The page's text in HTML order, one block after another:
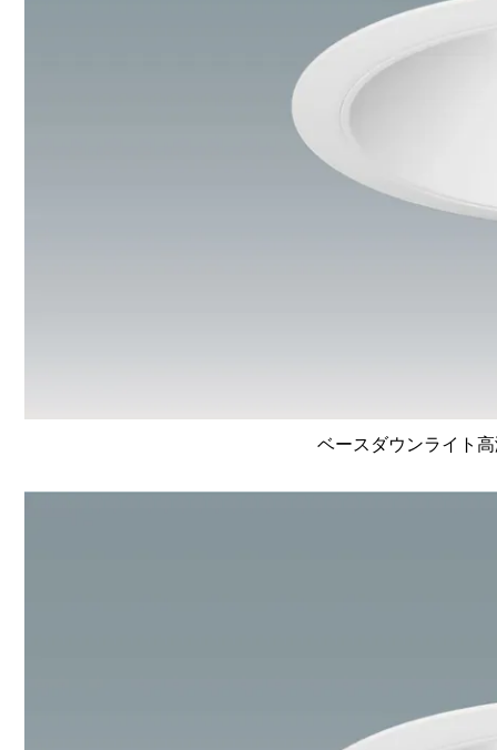
ベースダウンライト